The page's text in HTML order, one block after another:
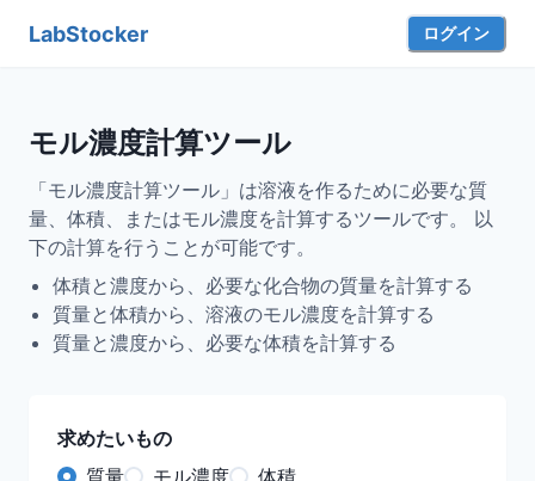
LabStocker ログイン
モル濃度計算ツール
「モル濃度計算ツール」は溶液を作るために必要な質
量、体積、またはモル濃度を計算するツールです。 以
下の計算を行うことが可能です。
体積と濃度から、必要な化合物の質量を計算する
質量と体積から、溶液のモル濃度を計算する
質量と濃度から、必要な体積を計算する
求めたいもの
質量
モル濃度
体積